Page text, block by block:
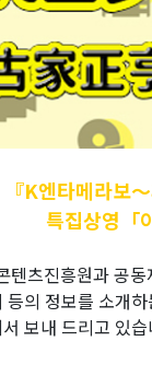
『K엔타메라보
특집상영「
텐츠진흥원과 공
등의 정보를 소개
보내 드리고 있